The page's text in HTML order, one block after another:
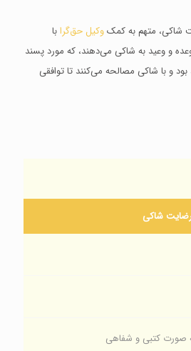
شاکی، متهم به کمکوکیل حق‌گرابا
و وعید به شاکی می‌دهند، که مورد پسند
و با شاکی مصالحه می‌کنند تا توافقی
شاکی
صورت کتبی و شفاهی